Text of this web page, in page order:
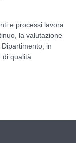
e processi lavora
la valutazione
in
di qualità